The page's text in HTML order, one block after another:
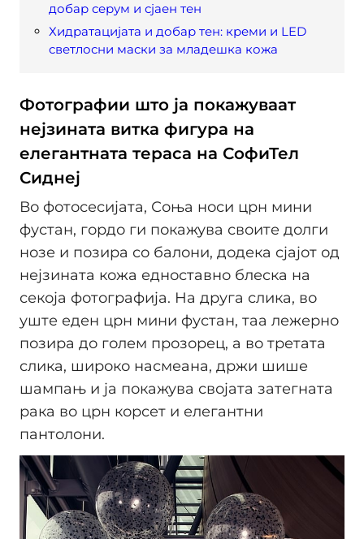
добар серум и сјаен тен
Хидратацијата и добар тен: креми и LED
светлосни маски за младешка кожа
Фотографии што ја покажуваат
нејзината витка фигура на
елегантната тераса на СофиТел
Сиднеј
Во фотосесијата, Соња носи црн мини
фустан, гордо ги покажува своите долги
нозе и позира со балони, додека сјајот од
нејзината кожа едноставно блеска на
секоја фотографија. На друга слика, во
уште еден црн мини фустан, таа лежерно
позира до голем прозорец, а во третата
слика, широко насмеана, држи шише
шампањ и ја покажува својата затегната
рака во црн корсет и елегантни
пантолони.